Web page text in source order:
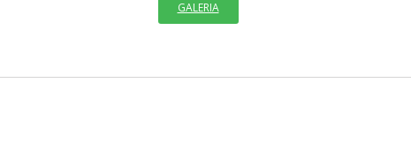
GALERIA